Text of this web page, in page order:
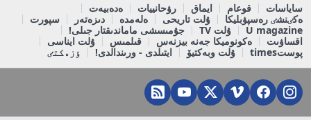
ساياسات قوعام ايماق رۋحانييات
ەدەبيەت
ەكٸنشٸ رەسپۋبليكا
ۇلت تاريحى ەلەمدە دىزەتەر
سپورت
U magazine
ۇلت TV
جۇمىسشى ماماندىقتار جىلى!
اقساۋىت
ەكونوميكا جەنە بيزنەس قىلمىس
ۇلت ايناسى
پوستtimes
ۇلت وبەكتيۆ ايتىلدى - ورىندالدى! ٶزەكتٸ